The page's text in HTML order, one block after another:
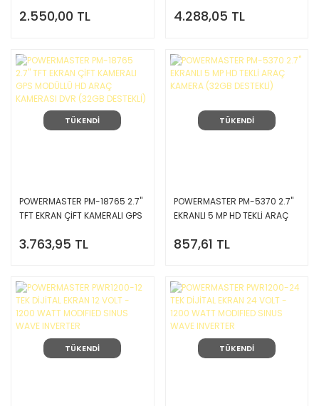
2.550,00 TL
(128 GB KART DESTEKLİ)
4.288,05 TL
TÜKENDİ
POWERMASTER PM-18765 2.7''
TFT EKRAN ÇİFT KAMERALI GPS
DVR (32GB DESTEKLİ)
3.763,95 TL
TÜKENDİ
POWERMASTER PM-5370 2.7''
EKRANLI 5 MP HD TEKLİ ARAÇ
857,61 TL
TÜKENDİ TÜKENDİ